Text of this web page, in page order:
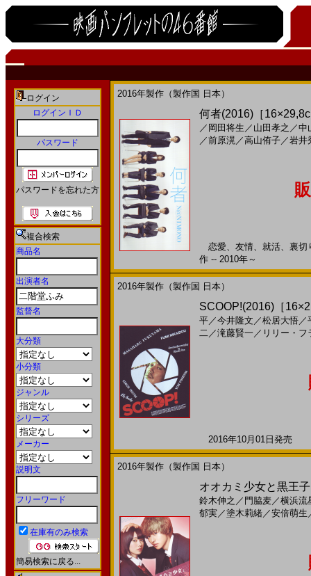
ログイン
ログインＩＤ
パスワード
パスワードを忘れた方
複合検索
商品名
出演者名
監督名
大分類
小分類
ジャンル
シリーズ
メーカー
説明文
フリーワード
在庫有のみ検索
簡易検索に戻る...
2016年製作（製作国 日本）
何者(2016)［
／ 岡田将生 ／ 山田孝之 ／中
／前原滉／高山侑子／岩井
恋愛、友情、就活、裏
作 -- 2010年～
2016年製作（製作国 日本）
SCOOP!(2016)［
平／今井隆文 ／松居大悟／
二／滝藤賢一 ／ リリー・フ
2016年10月01日発売
2016年製作（製作国 日本）
オオカミ少女と黒王
鈴木伸之 ／ 門脇麦／横浜流
郁実／塗木莉緒／安倍萌生